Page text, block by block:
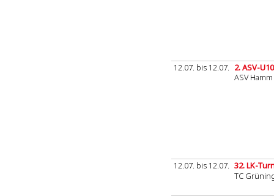
12.07. bis 12.07. 2. ASV-
ASV Hamm
12.07. bis 12.07. 32. LK-
TC